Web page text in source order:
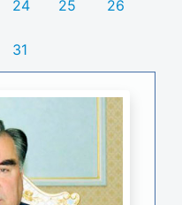
24 25 26
31